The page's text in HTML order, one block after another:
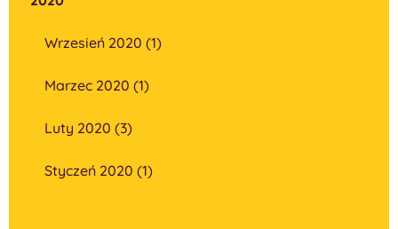
Wrzesień 2020 (1)
Marzec 2020 (1)
Luty 2020 (3)
Styczeń 2020 (1)